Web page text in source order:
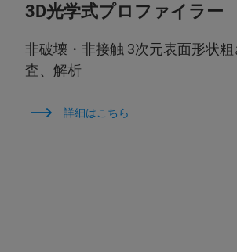
3D光学式プロファイラー
非破壊・非接触 3次元表面形状
査、解析
詳細はこちら